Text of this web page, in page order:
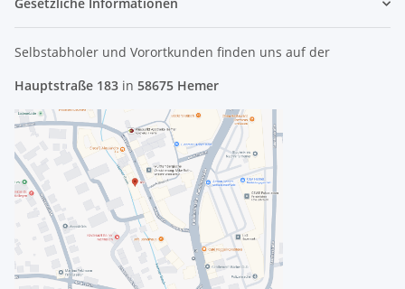
Selbstabholer und Vorortkunden finden uns auf der
Hauptstraße 183 in 58675 Hemer